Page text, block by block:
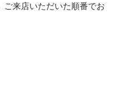
ご来店いただいた順番でお